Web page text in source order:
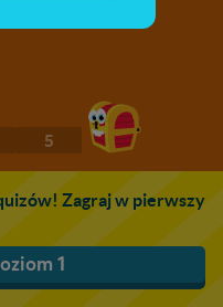
5
Zagraj w pierwszy
1